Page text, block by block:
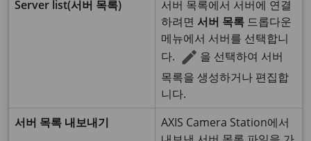
Server list(서버 목록)
서버 목록에서 서버에 연결
하려면 서버 목록 드롭다운
메뉴에서 서버를 선택합니
다.
을 선택하여 서버
목록을 생성하거나 편집합
니다.
서버 목록 내보내기
AXIS Camera Station에서